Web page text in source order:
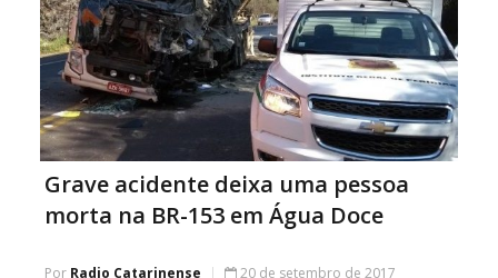
Grave acidente deixa uma pessoa
morta na BR-153 em Água Doce
Por Radio Catarinense 20 de setembro de 2017